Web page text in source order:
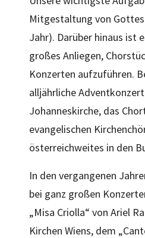
Mitgestaltung von
Jahr). Darüber hinaus ist
großes Anliegen,
Konzerten aufzuführen.
alljährliche
Johanneskirche, das
evangelischen
österreichweites in den
In den vergangenen
bei ganz großen
„Misa Criolla“ von Ariel
Kirchen Wiens, dem